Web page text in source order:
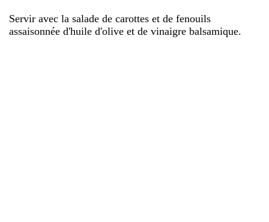
Servir avec la salade de carottes et de fenouils
assaisonnée d'huile d'olive et de vinaigre balsamique.